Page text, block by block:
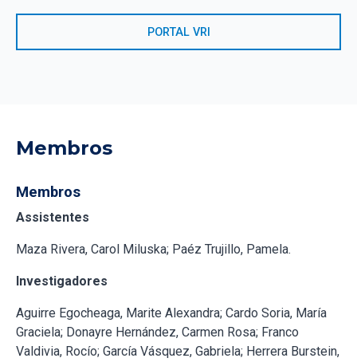
PORTAL VRI
Membros
Membros
Assistentes
Maza Rivera, Carol Miluska; Paéz Trujillo, Pamela.
Investigadores
Aguirre Egocheaga, Marite Alexandra; Cardo Soria, María
Graciela; Donayre Hernández, Carmen Rosa; Franco
Valdivia, Rocío; García Vásquez, Gabriela; Herrera Burstein,